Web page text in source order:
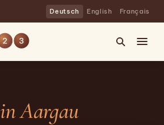
Deutsch English Français
in Aargau